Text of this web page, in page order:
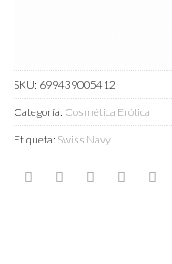
SKU: 699439005412
Categoría: Cosmética Erótica
Etiqueta: Swiss Navy